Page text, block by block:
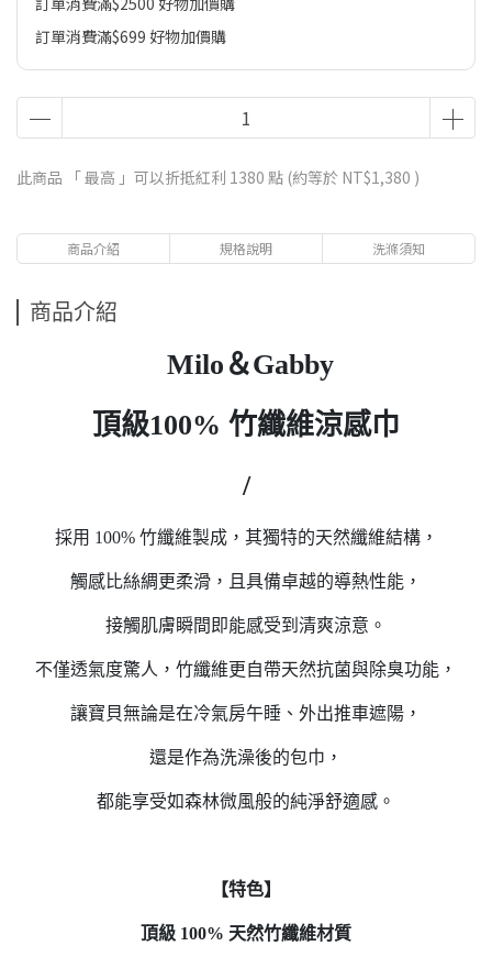
訂單消費滿$699 好物加價購
此商品 「 最高 」可以折抵紅利 1380 點 (約等於 NT$1,380 )
商品介紹 規格說明 洗滌須知
商品介紹
Milo＆Gabby
頂級100% 竹纖維涼感巾
/
採用 100% 竹纖維製成，其獨特的天然纖維結構，
觸感比絲綢更柔滑，且具備卓越的導熱性能，
接觸肌膚瞬間即能感受到清爽涼意。
不僅透氣度驚人，竹纖維更自帶天然抗菌與除臭功能，
讓寶貝無論是在冷氣房午睡、外出推車遮陽，
還是作為洗澡後的包巾，
都能享受如森林微風般的純淨舒適感。
【特色】
頂級 100% 天然竹纖維材質